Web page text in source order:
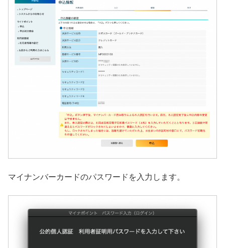
マイナンバーカードのパスワードを入力します。